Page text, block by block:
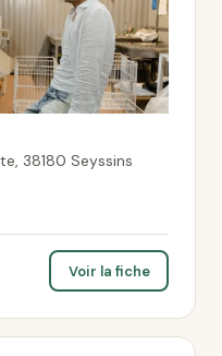
38180 Seyssins
Voir la fiche